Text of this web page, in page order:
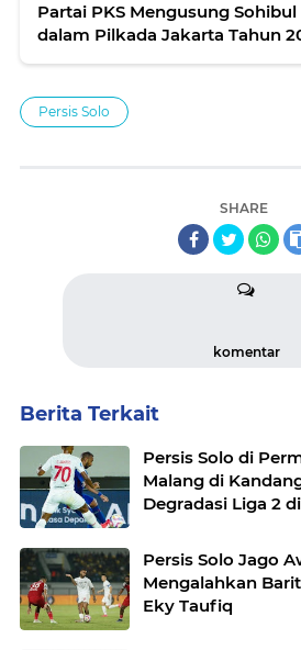
Partai PKS Mengusung
dalam Pilkada Jakarta Tahun
Persis Solo
SHARE
komentar
Berita Terkait
Persis Solo di
Malang di
Degradasi Liga 2
Persis Solo Jago
Mengalahkan
Eky Taufiq